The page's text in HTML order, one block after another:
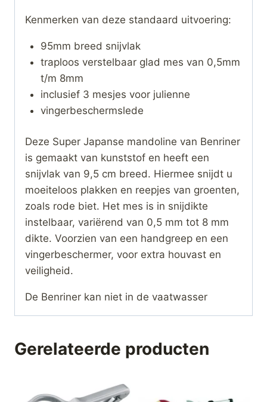
Kenmerken van deze standaard uitvoering:
95mm breed snijvlak
traploos verstelbaar glad mes van 0,5mm
t/m 8mm
inclusief 3 mesjes voor julienne
vingerbeschermslede
Deze Super Japanse mandoline van Benriner
is gemaakt van kunststof en heeft een
snijvlak van 9,5 cm breed. Hiermee snijdt u
moeiteloos plakken en reepjes van groenten,
zoals rode biet. Het mes is in snijdikte
instelbaar, variërend van 0,5 mm tot 8 mm
dikte. Voorzien van een handgreep en een
vingerbeschermer, voor extra houvast en
veiligheid.
De Benriner kan niet in de vaatwasser
Gerelateerde producten